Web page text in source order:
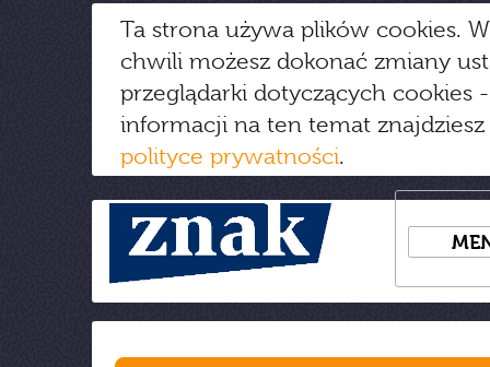
Ta strona używa plików cookies.
chwili możesz dokonać zmiany
przeglądarki dotyczących cookies
informacji na ten temat
polityce prywatności.